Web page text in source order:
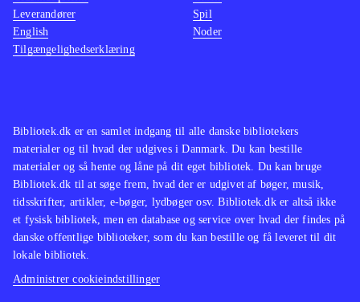
Bibliotek.dk er en samlet indgang til alle danske bibliotekers
materialer og til hvad der udgives i Danmark. Du kan bestille
materialer og så hente og låne på dit eget bibliotek. Du kan bruge
Bibliotek.dk til at søge frem, hvad der er udgivet af bøger, musik,
tidsskrifter, artikler, e-bøger, lydbøger osv. Bibliotek.dk er altså ikke
et fysisk bibliotek, men en database og service over hvad der findes på
danske offentlige biblioteker, som du kan bestille og få leveret til dit
lokale bibliotek.
Administrer cookieindstillinger
Leverandører
English
Tilgængelighedserklæring
Spil
Noder